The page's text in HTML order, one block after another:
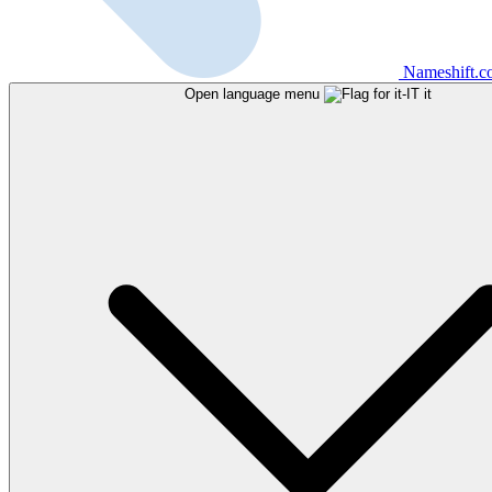
Open language menu it